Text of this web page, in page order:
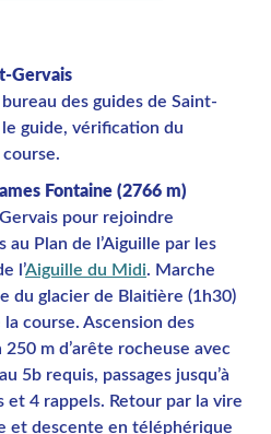
Gervais
des guides de Saint-
guide, vérification du
Fontaine (2766 m)
pour rejoindre
au Plan de l’Aiguille par les
l’Aiguille du Midi. Marche
du glacier de Blaitière (1h30)
course. Ascension des
m d’arête rocheuse avec
5b requis, passages jusqu’à
et 4 rappels. Retour par la vire
et descente en téléphérique